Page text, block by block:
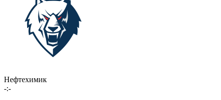
Нефтехимик
-:-